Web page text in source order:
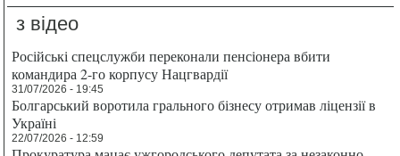
з відео
Російські спецслужби переконали пенсіонера вбити
командира 2-го корпусу Нацгвардії
31/07/2026 - 19:45
Болгарський воротила грального бізнесу отримав ліцензії в
Україні
22/07/2026 - 12:59